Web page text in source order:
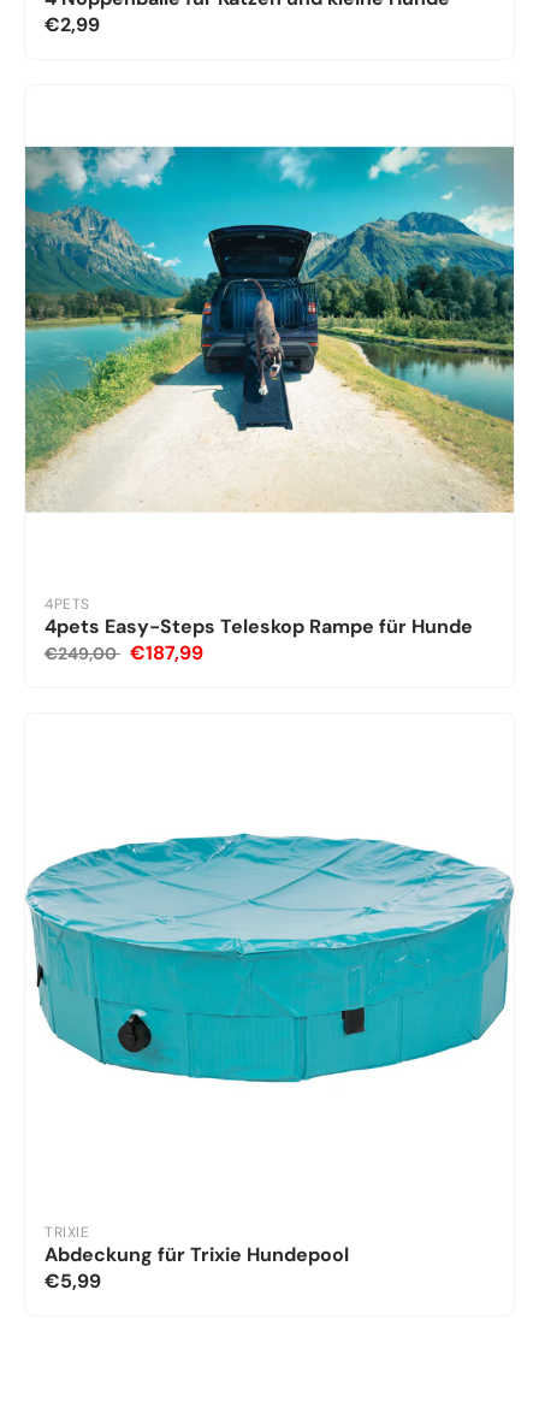
€2,99
4PETS
4pets Easy-Steps Teleskop Rampe für Hunde
€249,00 €187,99
TRIXIE
Abdeckung für Trixie Hundepool
€5,99